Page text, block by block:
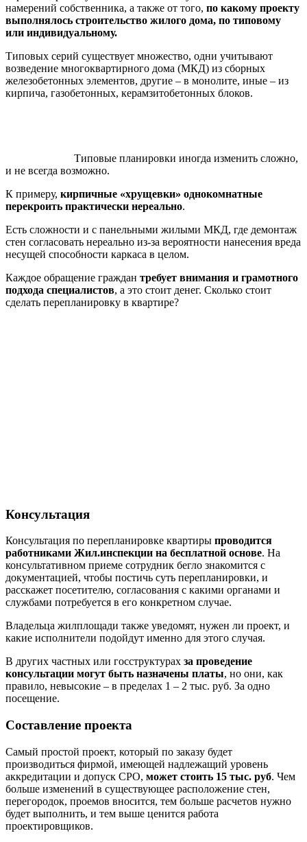
намерений собственника, а также от того, по какому проекту
выполнялось строительство жилого дома, по типовому
или индивидуальному.
Типовых серий существует множество, одни учитывают
возведение многоквартирного дома (МКД) из сборных
железобетонных элементов, другие – в монолите, иные – из
кирпича, газобетонных, керамзитобетонных блоков.
Типовые планировки иногда изменить сложно,
и не всегда возможно.
К примеру, кирпичные «хрущевки» однокомнатные
перекроить практически нереально.
Есть сложности и с панельными жилыми МКД, где демонтаж
стен согласовать нереально из-за вероятности нанесения вреда
несущей способности каркаса в целом.
Каждое обращение граждан требует внимания и грамотного
подхода специалистов, а это стоит денег. Сколько стоит
сделать перепланировку в квартире?
Консультация
Консультация по перепланировке квартиры проводится
работниками Жил.инспекции на бесплатной основе. На
консультативном приеме сотрудник бегло знакомится с
документацией, чтобы постичь суть перепланировки, и
расскажет посетителю, согласования с какими органами и
службами потребуется в его конкретном случае.
Владельца жилплощади также уведомят, нужен ли проект, и
какие исполнители подойдут именно для этого случая.
В других частных или госструктурах за проведение
консультации могут быть назначены платы, но они, как
правило, невысокие – в пределах 1 – 2 тыс. руб. За одно
посещение.
Составление проекта
Самый простой проект, который по заказу будет
производиться фирмой, имеющей надлежащий уровень
аккредитации и допуск СРО, может стоить 15 тыс. руб. Чем
больше изменений в существующее расположение стен,
перегородок, проемов вносится, тем больше расчетов нужно
будет выполнить, и тем выше ценится работа
проектировщиков.